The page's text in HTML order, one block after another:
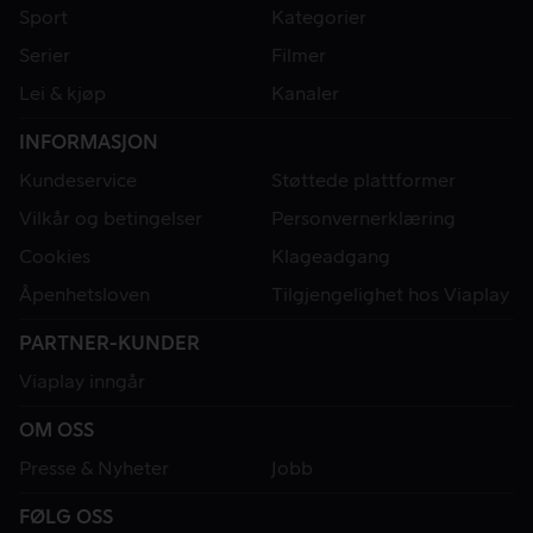
Sport
Kategorier
Serier
Filmer
Lei & kjøp
Kanaler
INFORMASJON
Kundeservice
Støttede plattformer
Vilkår og betingelser
Personvernerklæring
Cookies
Klageadgang
Åpenhetsloven
Tilgjengelighet hos Viaplay
PARTNER-KUNDER
Viaplay inngår
OM OSS
Presse & Nyheter
Jobb
FØLG OSS